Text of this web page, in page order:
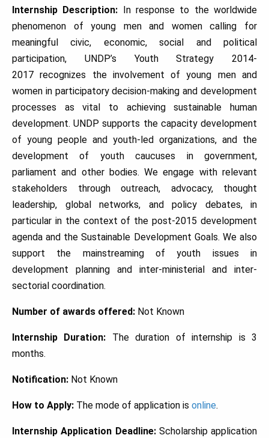
Internship Description: In response to the worldwide
phenomenon of young men and women calling for
meaningful civic, economic, social and political
participation, UNDP’s Youth Strategy 2014-
2017 recognizes the involvement of young men and
women in participatory decision-making and development
processes as vital to achieving sustainable human
development. UNDP supports the capacity development
of young people and youth-led organizations, and the
development of youth caucuses in government,
parliament and other bodies. We engage with relevant
stakeholders through outreach, advocacy, thought
leadership, global networks, and policy debates, in
particular in the context of the post-2015 development
agenda and the Sustainable Development Goals. We also
support the mainstreaming of youth issues in
development planning and inter-ministerial and inter-
sectorial coordination.
Number of awards offered: Not Known
Internship Duration: The duration of internship is 3
months.
Notification: Not Known
How to Apply: The mode of application is online.
Internship Application Deadline: Scholarship application